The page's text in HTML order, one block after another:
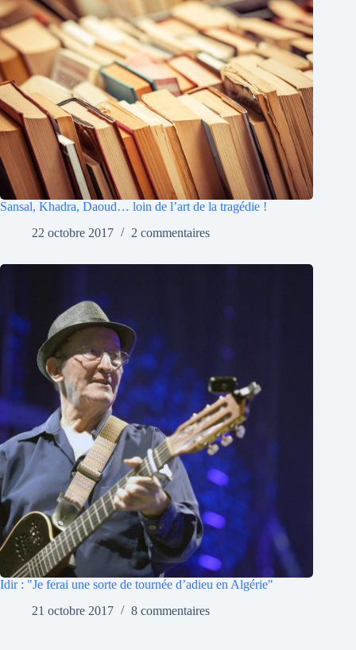
Sansal, Khadra, Daoud… loin de l’art de la tragédie !
22 octobre 2017
2 commentaires
Idir : "Je ferai une sorte de tournée d’adieu en Algérie"
21 octobre 2017
8 commentaires